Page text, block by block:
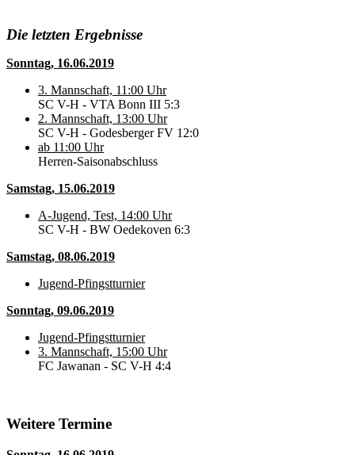
Die letzten Ergebnisse
Sonntag, 16.06.2019
3. Mannschaft, 11:00 Uhr
SC V-H - VTA Bonn III 5:3
2. Mannschaft, 13:00 Uhr
SC V-H - Godesberger FV 12:0
ab 11:00 Uhr
Herren-Saisonabschluss
Samstag, 15.06.2019
A-Jugend, Test, 14:00 Uhr
SC V-H - BW Oedekoven 6:3
Samstag, 08.06.2019
Jugend-Pfingstturnier
Sonntag, 09.06.2019
Jugend-Pfingstturnier
3. Mannschaft, 15:00 Uhr
FC Jawanan - SC V-H 4:4
Weitere Termine